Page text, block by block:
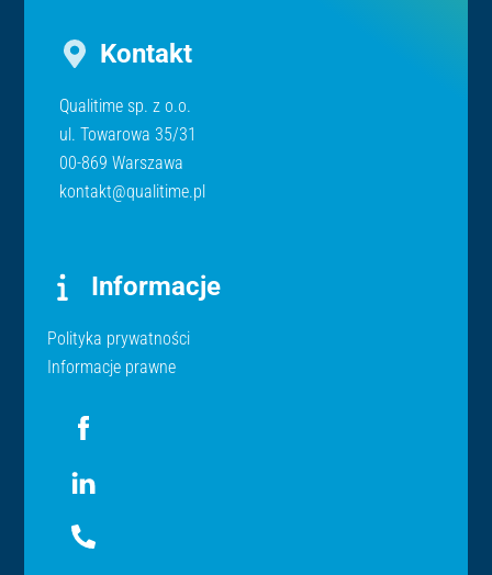
Kontakt
Qualitime sp. z o.o.
ul. Towarowa 35/31
00-869 Warszawa
kontakt@qualitime.pl
Informacje
Polityka prywatności
Informacje prawne
Icon
label
Icon
label
Icon